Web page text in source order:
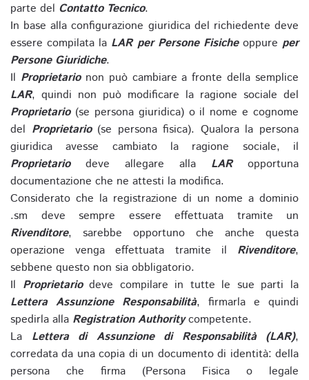
parte del Contatto Tecnico.
In base alla configurazione giuridica del richiedente deve
essere compilata la LAR per Persone Fisicheoppure per
Persone Giuridiche.
Il Proprietarionon può cambiare a fronte della semplice
LAR, quindi non può modificare la ragione sociale del
Proprietario(se persona giuridica) o il nome e cognome
del Proprietario(se persona fisica). Qualora la persona
giuridica avesse cambiato la ragione sociale, il
Proprietariodeve allegare alla LARopportuna
documentazione che ne attesti la modifica.
Considerato che la registrazione di un nome a dominio
.sm deve sempre essere effettuata tramite un
Rivenditore, sarebbe opportuno che anche questa
operazione venga effettuata tramite il Rivenditore,
sebbene questo non sia obbligatorio.
Il Proprietariodeve compilare in tutte le sue parti la
Lettera Assunzione Responsabilità, firmarla e quindi
spedirla alla Registration Authoritycompetente.
La Lettera di Assunzione di Responsabilità (LAR),
corredata da una copia di un documento di identità: della
persona che firma (Persona Fisica o legale